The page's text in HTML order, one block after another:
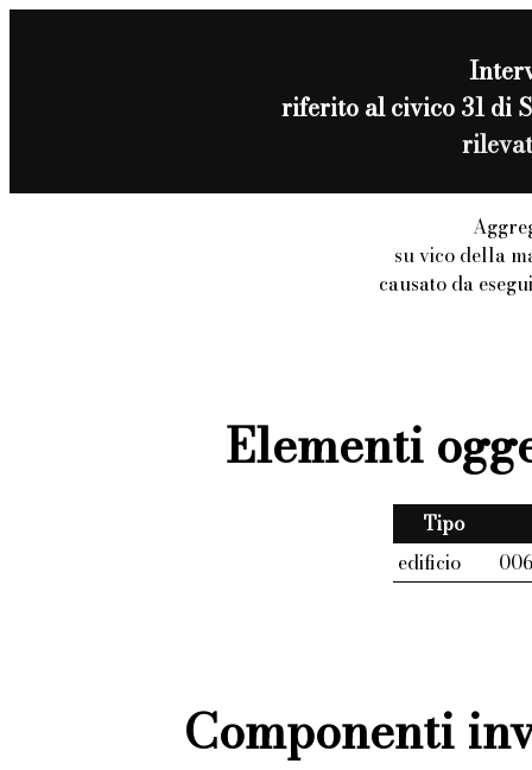
riferito al civico 31 di
su vico della
causato da
Elementi
Tipo
edificio
Componenti